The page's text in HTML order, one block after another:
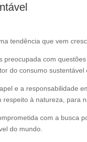
tendência que vem
preocupada com
do consumo sustentável
e a responsabilidade
respeito à natureza, para
com a busca
do mundo.